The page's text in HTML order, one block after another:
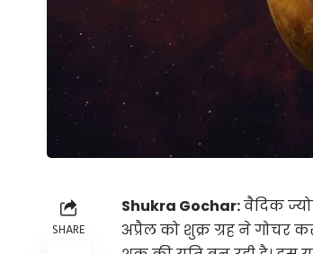
SHARE
Shukra Gochar:वैदिक
अप्रैल को शुक्र ग्रह ने गोचर